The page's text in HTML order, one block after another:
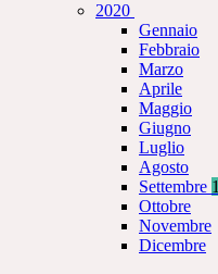
2020
Gennaio
Febbraio
Marzo
Aprile
Maggio
Giugno
Luglio
Agosto
Settembre 1
Ottobre
Novembre
Dicembre